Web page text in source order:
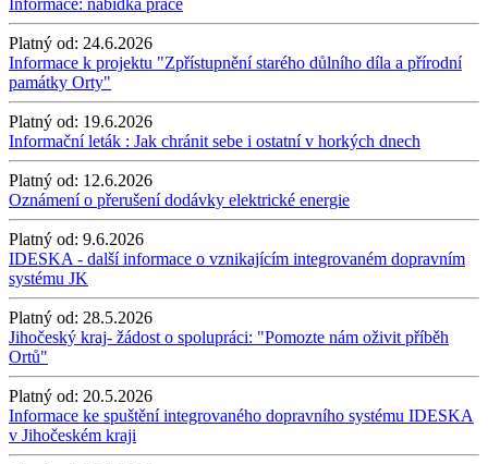
Informace: nabídka práce
Platný od: 24.6.2026
Informace k projektu "Zpřístupnění starého důlního díla a přírodní
památky Orty"
Platný od: 19.6.2026
Informační leták : Jak chránit sebe i ostatní v horkých dnech
Platný od: 12.6.2026
Oznámení o přerušení dodávky elektrické energie
Platný od: 9.6.2026
IDESKA - další informace o vznikajícím integrovaném dopravním
systému JK
Platný od: 28.5.2026
Jihočeský kraj- žádost o spolupráci: "Pomozte nám oživit příběh
Ortů"
Platný od: 20.5.2026
Informace ke spuštění integrovaného dopravního systému IDESKA
v Jihočeském kraji